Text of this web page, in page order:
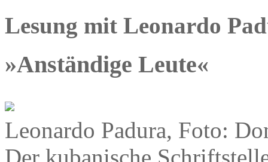
Lesung mit Leonardo
»Anständige Leute«
Leonardo Padura, Foto:
Der kubanische